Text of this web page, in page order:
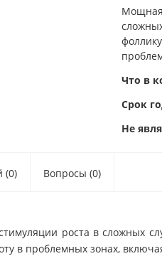
Мощная
Что в
Срок
Не
(0) Вопросы (0)
роста в сложных
в проблемных зонах,